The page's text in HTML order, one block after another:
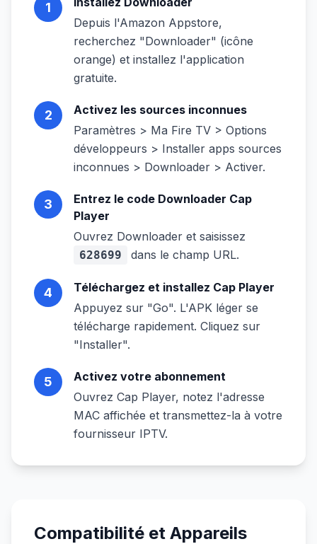
1
Depuis l'Amazon Appstore,
recherchez "Downloader" (icône
orange) et installez l'application
gratuite.
2
Activez les sources inconnues
Paramètres > Ma Fire TV > Options
développeurs > Installer apps sources
inconnues > Downloader > Activer.
3
Entrez le code Downloader Cap
Player
Ouvrez Downloader et saisissez
628699 dans le champ URL.
4
Téléchargez et installez Cap Player
Appuyez sur "Go". L'APK léger se
télécharge rapidement. Cliquez sur
"Installer".
5
Activez votre abonnement
Ouvrez Cap Player, notez l'adresse
MAC affichée et transmettez-la à votre
fournisseur IPTV.
Compatibilité et Appareils